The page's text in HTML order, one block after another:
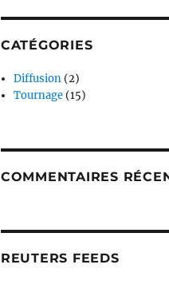
CATÉGORIES
Diffusion (2)
Tournage (15)
COMMENTAIRES
REUTERS FEEDS